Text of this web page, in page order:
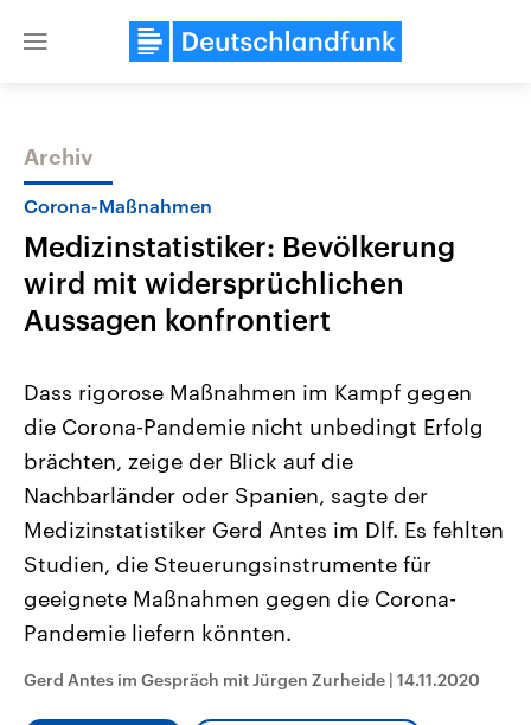
Close
Themen
2026
Alle Informationen
Sachsen-Anhalt wählt am 6.
September 2026 einen neuen
Landtag. Seit 2021 wird das
Bundesland von einer Koalition aus
Umfragen, Prognosen,
und Hintergründe zu den Parteien
und Kandidaten der anstehenden
Wahl.
Aktuelle Beiträge,
Hintergründe
Wirtschaftlich und
gehören die Vereinigten
den mächtigsten Ländern
mit großem Einfluss auf
Sendungen Programm Podcasts
Archiv
Corona-Maßnahmen
Medizinstatistiker: Bevölkerung
wird mit widersprüchlichen
Aussagen konfrontiert
Dass rigorose Maßnahmen im Kampf gegen
die Corona-Pandemie nicht unbedingt Erfolg
brächten, zeige der Blick auf die
Nachbarländer oder Spanien, sagte der
Medizinstatistiker Gerd Antes im Dlf. Es fehlten
Studien, die Steuerungsinstrumente für
geeignete Maßnahmen gegen die Corona-
Pandemie liefern könnten.
Gerd Antes im Gespräch mit Jürgen Zurheide | 14.11.2020